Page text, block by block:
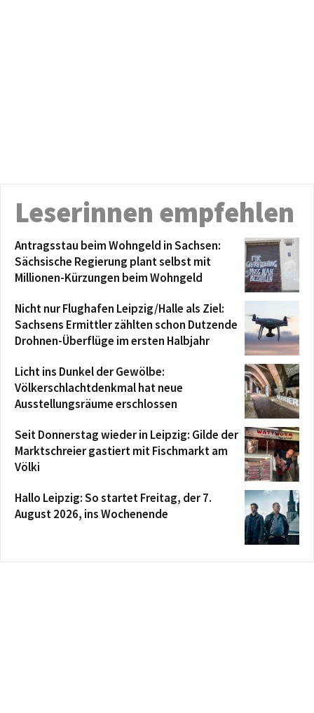
Leserinnen empfehlen
Antragsstau beim Wohngeld in Sachsen:
Sächsische Regierung plant selbst mit
Millionen-Kürzungen beim Wohngeld
Nicht nur Flughafen Leipzig/Halle als Ziel:
Sachsens Ermittler zählten schon Dutzende
Drohnen-Überflüge im ersten Halbjahr
Licht ins Dunkel der Gewölbe:
Völkerschlachtdenkmal hat neue
Ausstellungsräume erschlossen
Seit Donnerstag wieder in Leipzig: Gilde der
Marktschreier gastiert mit Fischmarkt am
Völki
Hallo Leipzig: So startet Freitag, der 7.
August 2026, ins Wochenende